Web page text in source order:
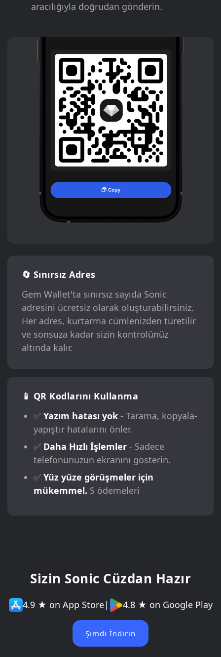
aracılığıyla doğrudan gönderin.
🔄 Sınırsız Adres
Gem Wallet'ta sınırsız sayıda Sonic
adresini ücretsiz olarak oluşturabilirsiniz.
Her adres, kurtarma cümlenizden türetilir
ve sonsuza kadar sizin kontrolünüz
altında kalır.
📱 QR Kodlarını Kullanma
✅ Yazım hatası yok- Tarama, kopyala-
yapıştır hatalarını önler.
✅ Daha Hızlı İşlemler- Sadece
telefonunuzun ekranını gösterin.
✅ Yüz yüze görüşmeler için
mükemmel. S ödemeleri
Sizin Sonic Cüzdan Hazır
4.9 ★ on App Store| 4.8 ★ on Google Play
Şimdi İndirin